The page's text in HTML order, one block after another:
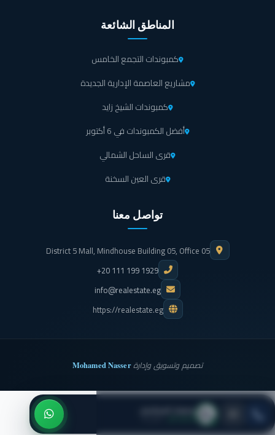
المناطق الشائعة
كمبوندات التجمع الخامس
مشاريع العاصمة الإدارية الجديدة
كمبوندات الشيخ زايد
أفضل الكمبوندات في 6 أكتوبر
قرى الساحل الشمالي
قرى العين السخنة
تواصل معنا
District 5 Mall, Mindhouse Building 05, Office 05
+20 111 199 1929
info@realestate.eg
https://realestate.eg
تصميم وتسويق وإدارةMohamed Nasser
معمار المرشدي
● متاح الآن